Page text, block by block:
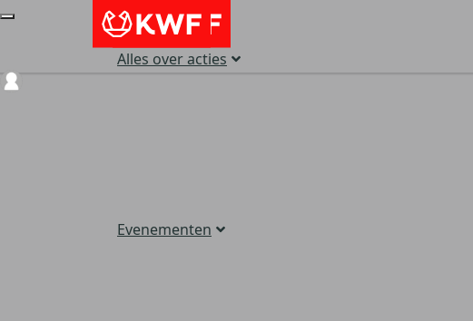
Alles over acties
Evenementen